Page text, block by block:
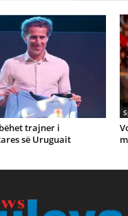
trajner i
së Uruguait